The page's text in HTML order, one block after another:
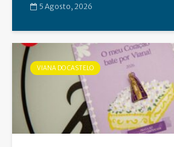
5 Agosto, 2026
VIANA DO CASTELO